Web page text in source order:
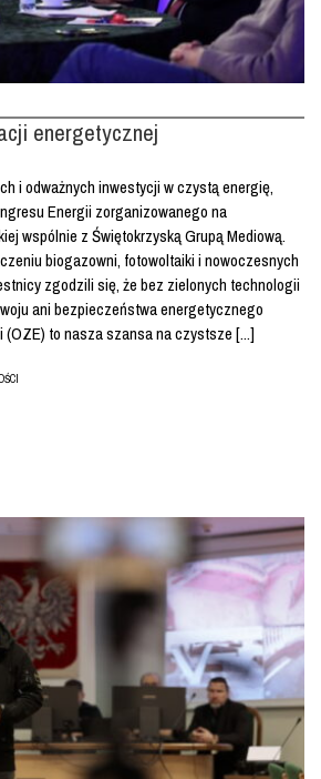
energetycznej
i odważnych inwestycji w czystą energię,
Energii zorganizowanego na
wspólnie z Świętokrzyską Grupą Mediową.
biogazowni, fotowoltaiki i nowoczesnych
zgodzili się, że bez zielonych technologii
ani bezpieczeństwa energetycznego
(OZE) to nasza szansa na czystsze [...]